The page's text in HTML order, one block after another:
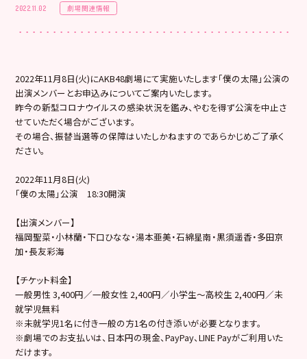
2022.11.02 劇場関連情報
2022年11月8日(火)にAKB48劇場にて実施いたします「僕の太陽」公演の
出演メンバーとお申込みについてご案内いたします。
昨今の新型コロナウイルスの感染状況を鑑み、やむを得ず公演を中止さ
せていただく場合がございます。
その場合、振替当選等の保障はいたしかねますのであらかじめご了承く
ださい。
2022年11月8日(火)
「僕の太陽」公演 18:30開演
【出演メンバー】
福岡聖菜・小林蘭・下口ひなな・湯本亜美・石綿星南・黒須遥香・多田京
加・長友彩海
【チケット料金】
一般男性 3,400円／一般女性 2,400円／小学生～高校生 2,400円／未
就学児無料
※未就学児1名に付き一般の方1名の付き添いが必要となります。
※劇場でのお支払いは、日本円の現金、PayPay、LINE Payがご利用いた
だけます。